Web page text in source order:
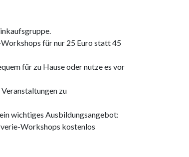
für nur 25 Euro statt 45
für zu Hause oder nutze es vor
zu
wichtiges Ausbildungsangebot:
Workshops kostenlos